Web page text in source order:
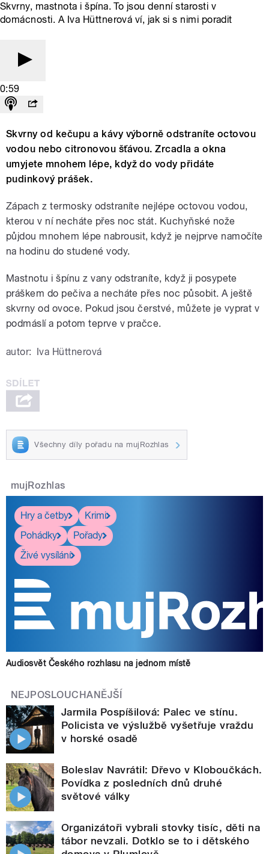
Skvrny, mastnota i špína. To jsou denní starosti v
domácnosti. A Iva Hüttnerová ví, jak si s nimi poradit
0:59
Skvrny od kečupu a kávy výborně odstraníte octovou
vodou nebo citronovou šťávou. Zrcadla a okna
umyjete mnohem lépe, když do vody přidáte
pudinkový prášek.
Zápach z termosky odstraníte nejlépe octovou vodou,
kterou v ní necháte přes noc stát. Kuchyňské nože
půjdou mnohem lépe nabrousit, když je nejprve namočíte
na hodinu do studené vody.
Mastnotu i špínu z vany odstraníte, když ji posypete
práškem do pečiva a necháte přes noc působit. A ještě
skvrny od ovoce. Pokud jsou čerstvé, můžete je vyprat v
podmáslí a potom teprve v pračce.
autor: Iva Hüttnerová
Všechny díly pořadu na mujRozhlas
mujRozhlas
Hry a četby
Krimi
Pohádky
Pořady
Živé vysílání
Audiosvět Českého rozhlasu na jednom místě
NEJPOSLOUCHANĚJŠÍ
Jarmila Pospíšilová: Palec ve stínu.
Policista ve výslužbě vyšetřuje vraždu
v horské osadě
Boleslav Navrátil: Dřevo v Kloboučkách.
Povídka z posledních dnů druhé
světové války
Organizátoři vybrali stovky tisíc, děti na
tábor nevzali. Dotklo se to i dětského